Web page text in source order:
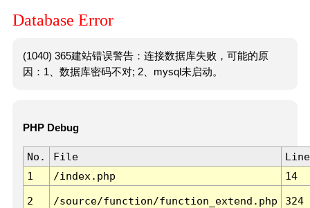
Database Error
(1040) 365建站错误警告：连接数据库失败，可能的原
因：1、数据库密码不对; 2、mysql未启动。
PHP Debug
No. File
Line
1
/index.php 14
2 /source/function/function_extend.php 324